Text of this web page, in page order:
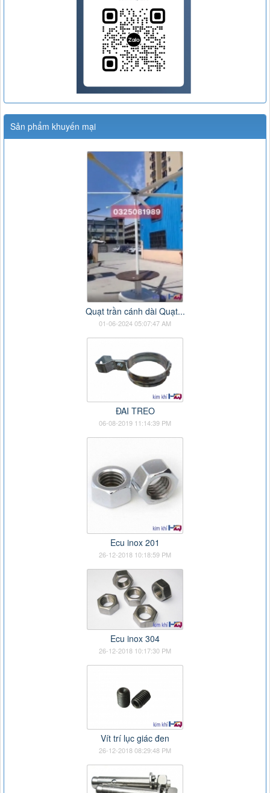
Sản phẩm khuyến mại
Quạt trần cánh dài Quạt...
01-06-2024 05:07:47 AM
ĐAI TREO
06-08-2019 11:14:39 PM
Ecu inox 201
26-12-2018 10:18:59 PM
Ecu inox 304
26-12-2018 10:17:30 PM
Vít trí lục giác đen
26-12-2018 08:29:48 PM